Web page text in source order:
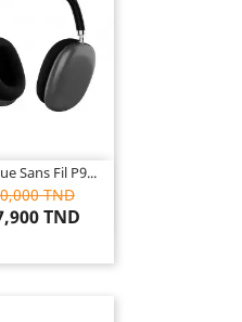
Sans Fil P9...
TND
TND